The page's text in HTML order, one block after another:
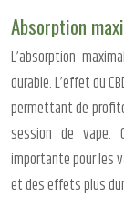
Absorption
L’absorption
durable. L’effet du
permettant de
session de vape.
importante pour les
et des effets plus